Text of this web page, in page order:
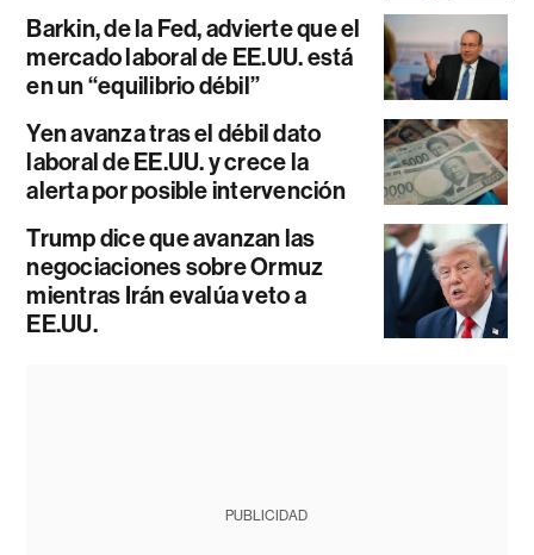
Barkin, de la Fed, advierte que el
mercado laboral de EE.UU. está
en un “equilibrio débil”
Yen avanza tras el débil dato
laboral de EE.UU. y crece la
alerta por posible intervención
Trump dice que avanzan las
negociaciones sobre Ormuz
mientras Irán evalúa veto a
EE.UU.
PUBLICIDAD